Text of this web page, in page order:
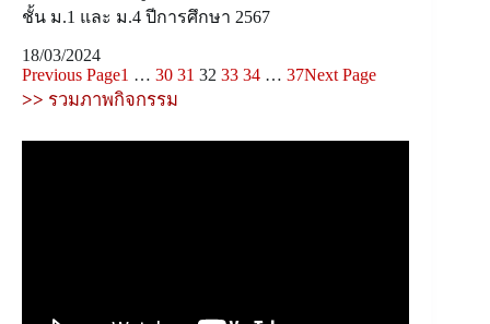
ชั้น ม.1 และ ม.4 ปีการศึกษา 2567
18/03/2024
Previous Page1 … 30 31 32 33 34 … 37Next Page
>> รวมภาพกิจกรรม